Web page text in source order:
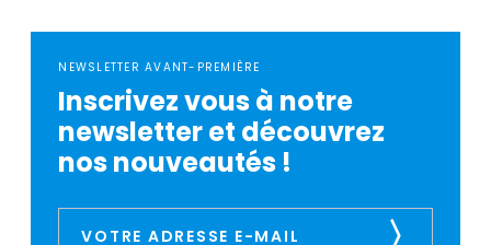
NEWSLETTER AVANT-PREMIÈRE
Inscrivez vous à notre
newsletter et découvrez
nos nouveautés !